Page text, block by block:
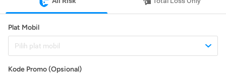
Plat Mobil
Pilih plat mobil
Kode Promo (Opsional)